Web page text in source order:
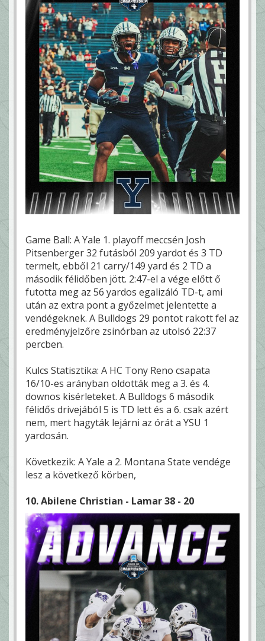
Game Ball: A Yale 1. playoff meccsén Josh
Pitsenberger 32 futásból 209 yardot és 3 TD
termelt, ebből 21 carry/149 yard és 2 TD a
második félidőben jött. 2:47-el a vége előtt ő
futotta meg az 56 yardos egalizáló TD-t, ami
után az extra pont a győzelmet jelentette a
vendégeknek. A Bulldogs 29 pontot rakott fel az
eredményjelzőre zsinórban az utolsó 22:37
percben.
Kulcs Statisztika: A HC Tony Reno csapata
16/10-es arányban oldották meg a 3. és 4.
downos kisérleteket. A Bulldogs 6 második
félidős drivejából 5 is TD lett és a 6. csak azért
nem, mert hagyták lejárni az órát a YSU 1
yardosán.
Következik: A Yale a 2. Montana State vendége
lesz a következő körben,
10. Abilene Christian - Lamar 38 - 20